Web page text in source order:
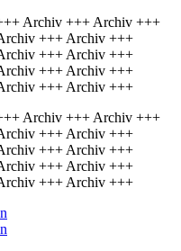
Archiv +++ Archiv +++
+++ Archiv +++
+++ Archiv +++
+++ Archiv +++
+++ Archiv +++
Archiv +++ Archiv +++
+++ Archiv +++
+++ Archiv +++
+++ Archiv +++
+++ Archiv +++